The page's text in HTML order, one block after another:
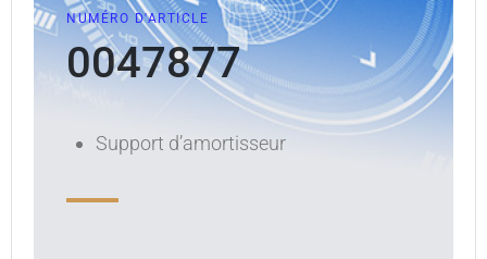
NUMÉRO D'ARTICLE
0047877
Support d’amortisseur